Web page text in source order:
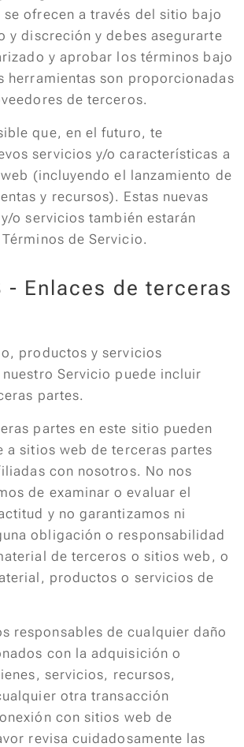
ofrecen a través del sitio bajo
y discreción y debes asegurarte
y aprobar los términos bajo
herramientas son proporcionadas
de terceros.
que, en el futuro, te
servicios y/o características a
(incluyendo el lanzamiento de
y recursos). Estas nuevas
o servicios también estarán
de Servicio.
- Enlaces de terceras
productos y servicios
Servicio puede incluir
partes.
partes en este sitio pueden
a sitios web de terceras partes
con nosotros. No nos
de examinar o evaluar el
y no garantizamos ni
obligación o responsabilidad
de terceros o sitios web, o
productos o servicios de
responsables de cualquier daño
con la adquisición o
servicios, recursos,
otra transacción
con sitios web de
revisa cuidadosamente las